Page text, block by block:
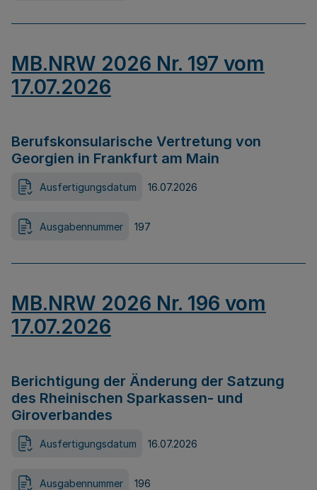
MB.NRW 2026 Nr. 197 vom
17.07.2026
Berufskonsularische Vertretung von
Georgien in Frankfurt am Main
Ausfertigungsdatum 16.07.2026
Ausgabennummer 197
MB.NRW 2026 Nr. 196 vom
17.07.2026
Berichtigung der Änderung der Satzung
des Rheinischen Sparkassen- und
Giroverbandes
Ausfertigungsdatum 16.07.2026
Ausgabennummer 196